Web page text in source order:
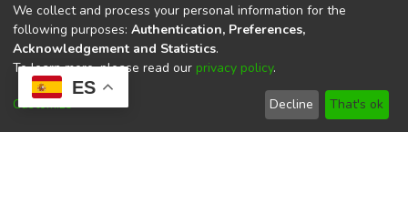
ES
Universidad Politécnica Estatal del Carchi
Universidad Politécnica Estatal del Carchi | Acreditada por el
CACES Resolución N°. 160-SE-33-CACES-2020
We collect and process your personal information for the
following purposes: Authentication, Preferences,
Acknowledgement and Statistics.
To learn more, please read our privacy policy.
Customize Decline That's ok